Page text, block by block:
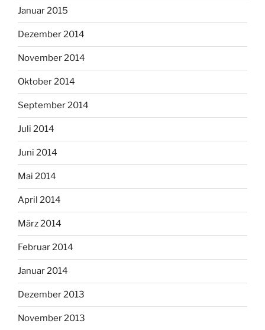
Januar 2015
Dezember 2014
November 2014
Oktober 2014
September 2014
Juli 2014
Juni 2014
Mai 2014
April 2014
März 2014
Februar 2014
Januar 2014
Dezember 2013
November 2013